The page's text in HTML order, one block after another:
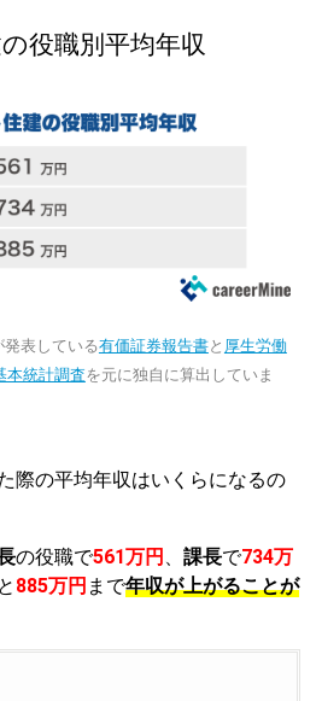
役職別平均年収
表している有価証券報告書と 厚生労働
本統計調査を元に独自に算出していま
際の平均年収はいくらになるの
の役職で561万円 課長で734万
885万円 まで年収が上がることが